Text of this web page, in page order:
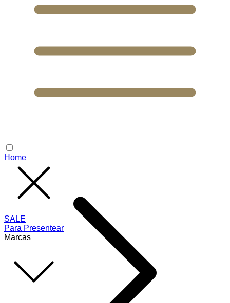
SALE
Para Presentear
Marcas
Home